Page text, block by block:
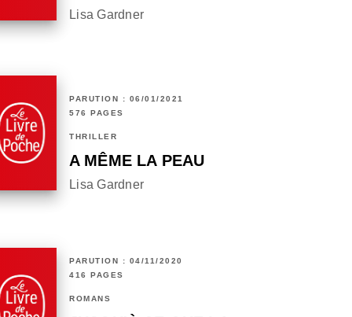
Lisa Gardner
PARUTION : 06/01/2021
576 PAGES
THRILLER
A MÊME LA PEAU
Lisa Gardner
PARUTION : 04/11/2020
416 PAGES
ROMANS